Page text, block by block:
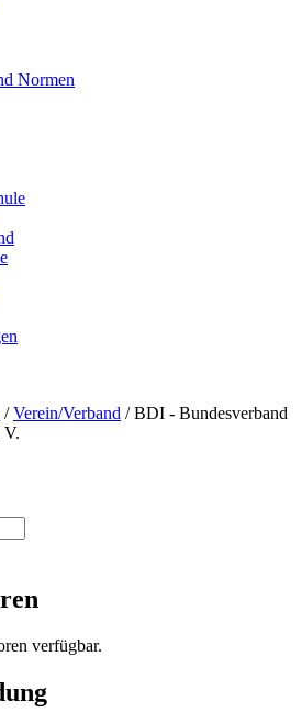
Normen
/Verein/Verband /BDI - Bundesverband
V.
verfügbar.